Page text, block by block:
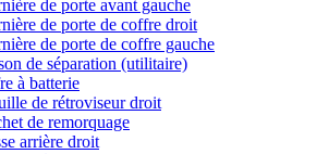
de porte avant gauche
de porte de coffre droit
de porte de coffre gauche
de séparation (utilitaire)
à batterie
de rétroviseur droit
de remorquage
arrière droit